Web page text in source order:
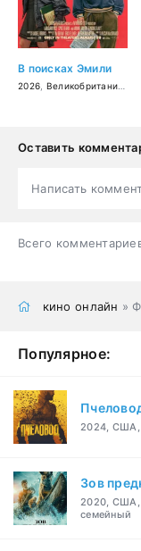
В поисках Эмили
2026 Великобритания
Оставить
Написать
Всего
кино онлайн »
Популярное:
2024, США,
Зов
2020, США,
семейный